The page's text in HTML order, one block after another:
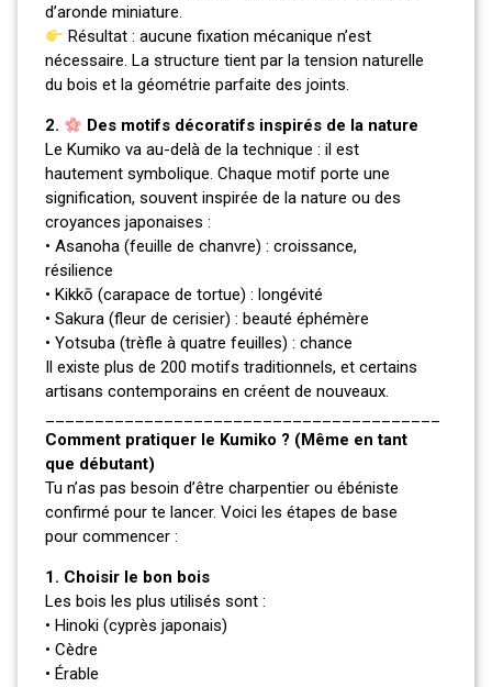
d’aronde miniature.
Résultat : aucune fixation mécanique n’est
nécessaire. La structure tient par la tension naturelle
du bois et la géométrie parfaite des joints.
2.
Des motifs décoratifs inspirés de la nature
Le Kumiko va au-delà de la technique : il est
hautement symbolique. Chaque motif porte une
signification, souvent inspirée de la nature ou des
croyances japonaises :
• Asanoha (feuille de chanvre) : croissance,
résilience
• Kikkō (carapace de tortue) : longévité
• Sakura (fleur de cerisier) : beauté éphémère
• Yotsuba (trèfle à quatre feuilles) : chance
Il existe plus de 200 motifs traditionnels, et certains
artisans contemporains en créent de nouveaux.
Comment pratiquer le Kumiko ? (Même en tant
que débutant)
Tu n’as pas besoin d’être charpentier ou ébéniste
confirmé pour te lancer. Voici les étapes de base
pour commencer :
1. Choisir le bon bois
Les bois les plus utilisés sont :
• Hinoki (cyprès japonais)
• Cèdre
• Érable